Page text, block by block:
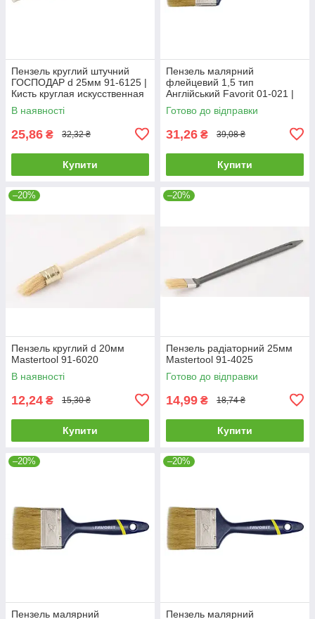
Пензель круглий штучний
ГОСПОДАР d 25мм 91-6125 |
Кисть круглая искусственная
ГОСПОДАР d 25мм 91-6125
В наявності
25,86 ₴ 32,32 ₴
Купити
Пензель малярний
флейцевий 1,5 тип
Англійський Favorit 01-021 |
для фарби лаку Кисть
малярная флейцевая 1,5 тип
Готово до відправки
31,26 ₴ 39,08 ₴
Купити
–20%
Пензель круглий d 20мм
Mastertool 91-6020
В наявності
12,24 ₴ 15,30 ₴
Купити
–20%
Пензель радіаторний 25мм
Mastertool 91-4025
Готово до відправки
14,99 ₴ 18,74 ₴
Купити
–20%
Пензель малярний
–20%
Пензель малярний